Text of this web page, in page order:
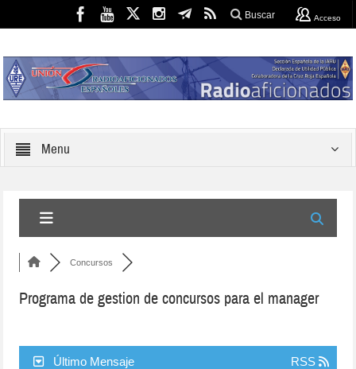
Buscar Acceso
Menu
Concursos
Programa de gestion de concursos para el manager
Último Mensaje RSS